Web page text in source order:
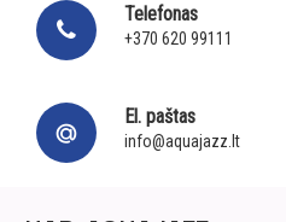
Telefonas
+370 620 99111
El. paštas
info@aquajazz.lt